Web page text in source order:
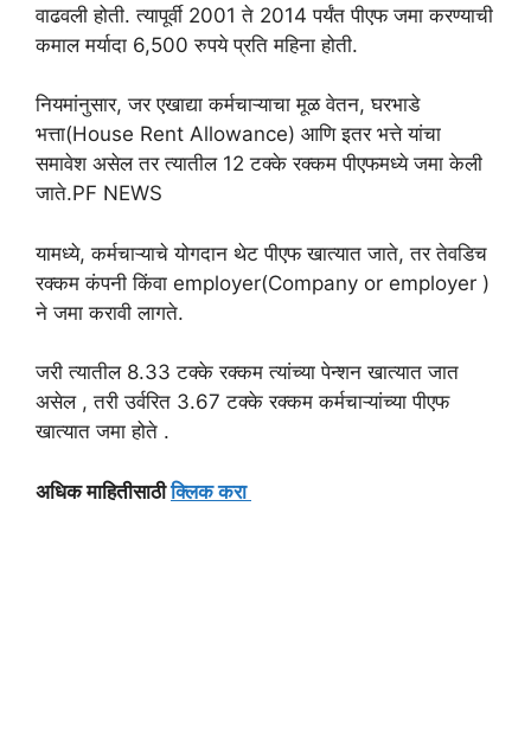
वाढवली होती. त्यापूर्वी 2001 ते 2014 पर्यंत पीएफ जमा करण्याची
कमाल मर्यादा 6,500 रुपये प्रति महिना होती.
नियमांनुसार, जर एखाद्या कर्मचाऱ्याचा मूळ वेतन, घरभाडे
भत्ता(House Rent Allowance) आणि इतर भत्ते यांचा
समावेश असेल तर त्यातील 12 टक्के रक्कम पीएफमध्ये जमा केली
जाते.PF NEWS
यामध्ये, कर्मचाऱ्याचे योगदान थेट पीएफ खात्यात जाते, तर तेवडिच
रक्कम कंपनी किंवा employer(Company or employer )
ने जमा करावी लागते.
जरी त्यातील 8.33 टक्के रक्कम त्यांच्या पेन्शन खात्यात जात
असेल , तरी उर्वरित 3.67 टक्के रक्कम कर्मचाऱ्यांच्या पीएफ
खात्यात जमा होते .
अधिक माहितीसाठीक्लिक करा